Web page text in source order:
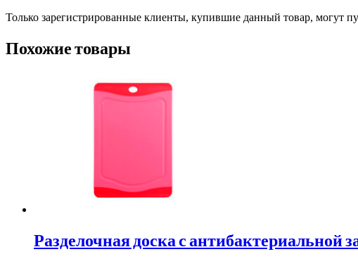
Только зарегистрированные клиенты, купившие данный товар, могут
Похожие товары
Разделочная доска с антибактериальной